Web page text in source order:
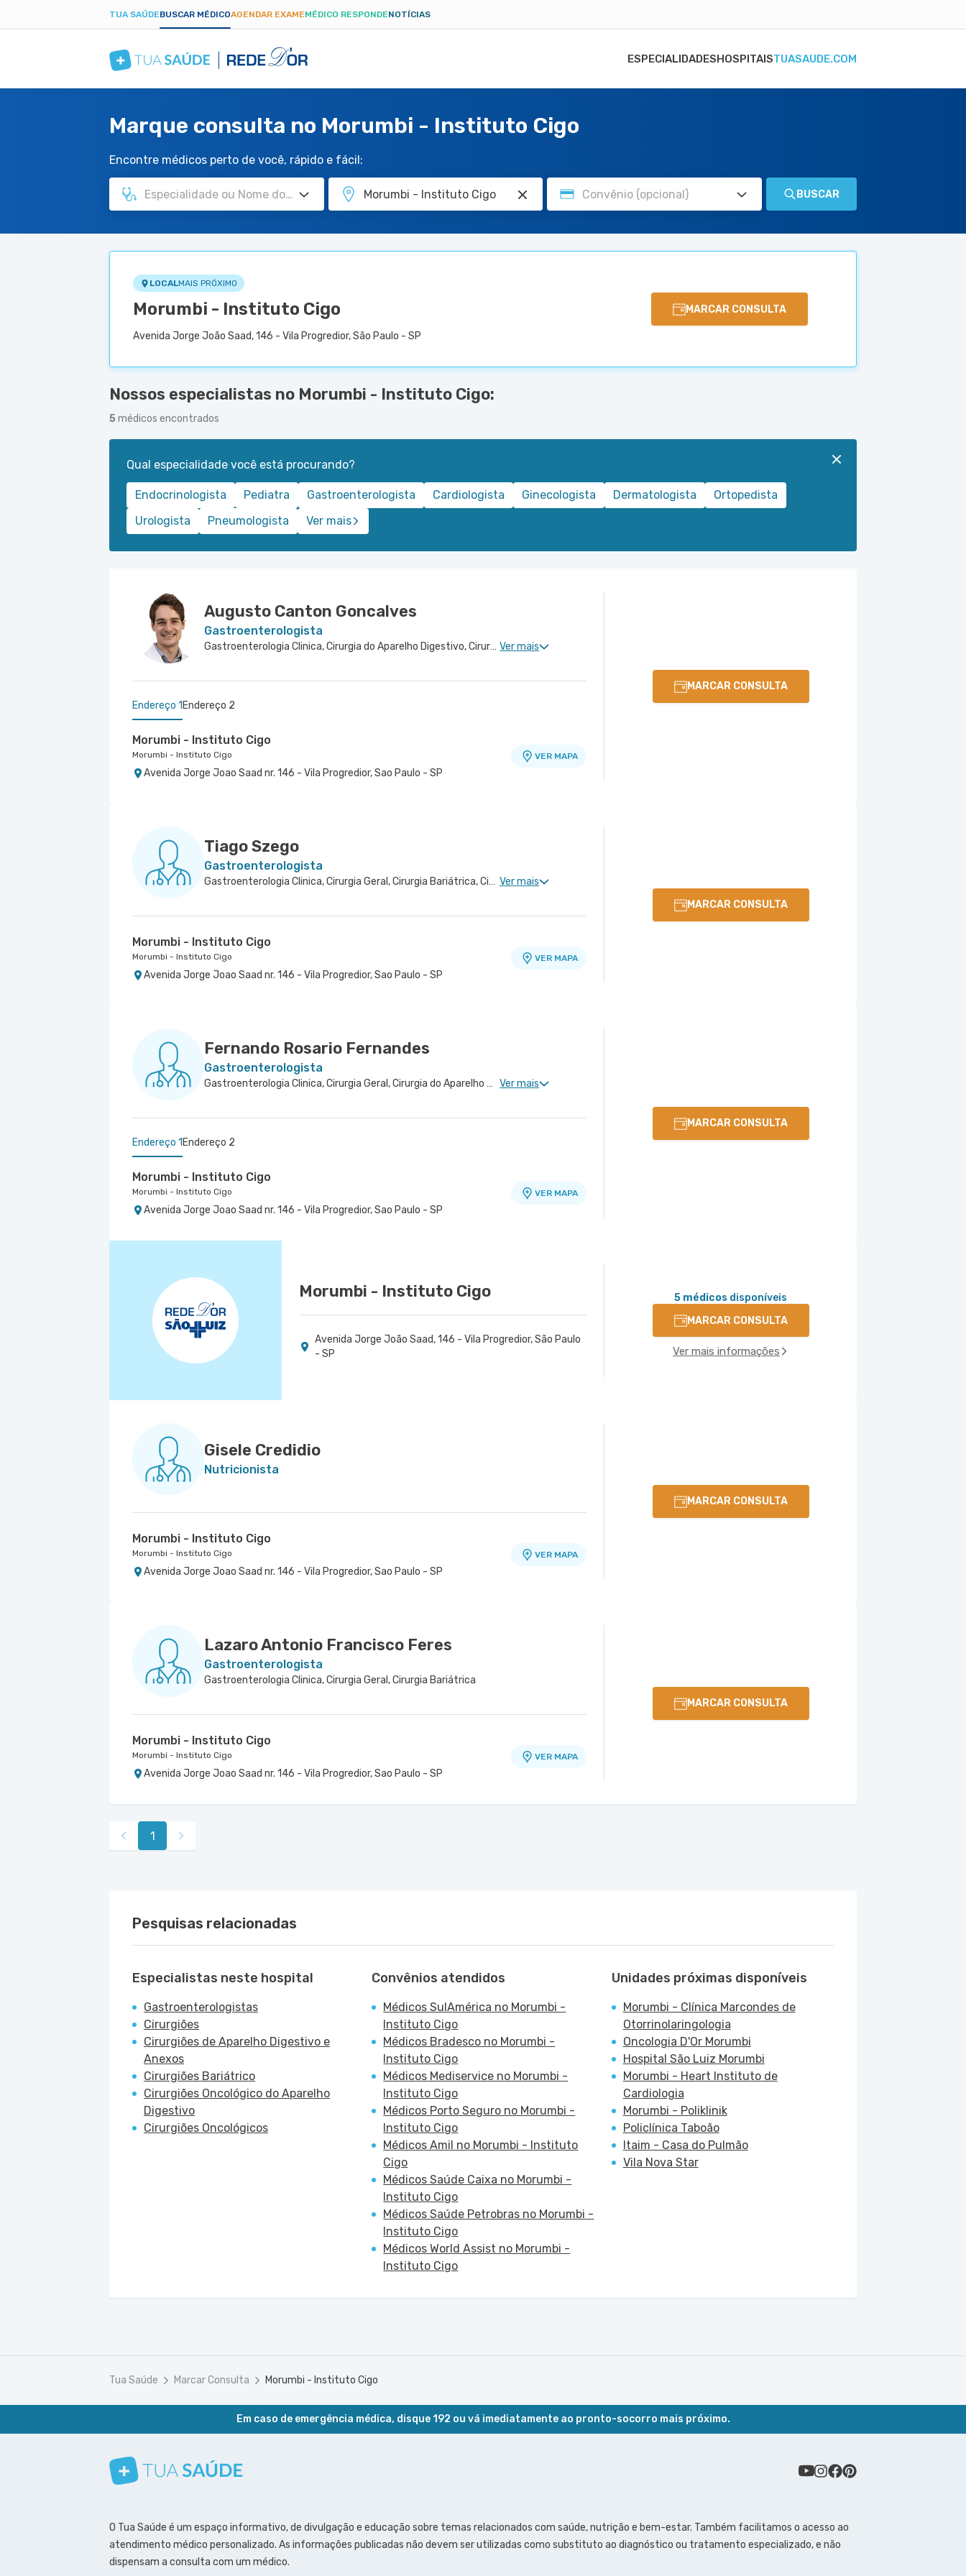
TUA SAÚDEBUSCAR MÉDICOAGENDAR EXAMEMÉDICO RESPONDENOTÍCIAS
ESPECIALIDADESHOSPITAISTUASAUDE.COM
Marque consulta no Morumbi - Instituto Cigo
Encontre médicos perto de você, rápido e fácil:
BUSCAR
LOCALMAIS PRÓXIMO
Morumbi - Instituto Cigo
Avenida Jorge João Saad, 146 - Vila Progredior, São Paulo - SP
MARCAR CONSULTA
Nossos especialistas no Morumbi - Instituto Cigo:
5 médicos encontrados
Qual especialidade você está procurando?
Endocrinologista Pediatra Gastroenterologista Cardiologista Ginecologista Dermatologista
Ortopedista
Urologista
Pneumologista Ver mais
Augusto Canton Goncalves
Gastroenterologista
Gastroenterologia Clinica, Cirurgia do Aparelho Digestivo, Cirurgia Geral, Cirurgia Oncológica do Aparelho Digestivo Ver mais
MARCAR CONSULTA
Endereço 1 Endereço 2
Morumbi - Instituto Cigo
Morumbi - Instituto Cigo
Avenida Jorge Joao Saad nr. 146 - Vila Progredior, Sao Paulo - SP
VER MAPA
Tiago Szego
Gastroenterologista
Gastroenterologia Clinica, Cirurgia Geral, Cirurgia Bariátrica, Cirurgia do Aparelho Digestivo Ver mais
MARCAR CONSULTA
Morumbi - Instituto Cigo
Morumbi - Instituto Cigo
Avenida Jorge Joao Saad nr. 146 - Vila Progredior, Sao Paulo - SP
VER MAPA
Fernando Rosario Fernandes
Gastroenterologista
Gastroenterologia Clinica, Cirurgia Geral, Cirurgia do Aparelho Digestivo, Cirurgia Bariátrica, Cirurgia Oncológica do Aparelho Digestivo, Cirurgia Oncológica Ver mais
MARCAR CONSULTA
Endereço 1 Endereço 2
Morumbi - Instituto Cigo
Morumbi - Instituto Cigo
Avenida Jorge Joao Saad nr. 146 - Vila Progredior, Sao Paulo - SP
VER MAPA
Hospital São Luiz Morumbi
Morumbi - Instituto Cigo
Avenida Jorge João Saad, 146 - Vila Progredior, São Paulo
- SP
5 médicos disponíveis
MARCAR CONSULTA
Ver mais informações
Gisele Credidio
Nutricionista
MARCAR CONSULTA
Morumbi - Instituto Cigo
Morumbi - Instituto Cigo
Avenida Jorge Joao Saad nr. 146 - Vila Progredior, Sao Paulo - SP
VER MAPA
Lazaro Antonio Francisco Feres
Gastroenterologista
Gastroenterologia Clinica, Cirurgia Geral, Cirurgia Bariátrica
MARCAR CONSULTA
Morumbi - Instituto Cigo
Morumbi - Instituto Cigo
Avenida Jorge Joao Saad nr. 146 - Vila Progredior, Sao Paulo - SP
VER MAPA
1
Pesquisas relacionadas
Especialistas neste hospital
Gastroenterologistas
Cirurgiões
Cirurgiões de Aparelho Digestivo e
Anexos
Cirurgiões Bariátrico
Cirurgiões Oncológico do Aparelho
Digestivo
Cirurgiões Oncológicos
Convênios atendidos
Médicos SulAmérica no Morumbi -
Instituto Cigo
Médicos Bradesco no Morumbi -
Instituto Cigo
Médicos Mediservice no Morumbi -
Instituto Cigo
Médicos Porto Seguro no Morumbi -
Instituto Cigo
Médicos Amil no Morumbi - Instituto
Cigo
Médicos Saúde Caixa no Morumbi -
Instituto Cigo
Médicos Saúde Petrobras no Morumbi -
Instituto Cigo
Médicos World Assist no Morumbi -
Instituto Cigo
Unidades próximas disponíveis
Morumbi - Clínica Marcondes de
Otorrinolaringologia
Oncologia D'Or Morumbi
Hospital São Luiz Morumbi
Morumbi - Heart Instituto de
Cardiologia
Morumbi - Poliklinik
Policlínica Taboão
Itaim - Casa do Pulmão
Vila Nova Star
Tua Saúde Marcar Consulta Morumbi - Instituto Cigo
Em caso de emergência médica, disque 192 ou vá imediatamente ao pronto-socorro mais próximo.
Conheça nosso canal
Siga a gente no Instagram
Siga a gente no Facebook
Siga a gente no Pinterest
O Tua Saúde é um espaço informativo, de divulgação e educação sobre temas relacionados com saúde, nutrição e bem-estar. Também facilitamos o acesso ao
atendimento médico personalizado. As informações publicadas não devem ser utilizadas como substituto ao diagnóstico ou tratamento especializado, e não
dispensam a consulta com um médico.